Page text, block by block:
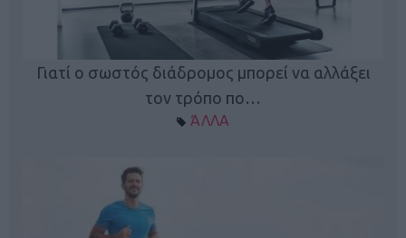
Γιατί ο σωστός διάδρομος μπορεί να αλλάξει
τον τρόπο πο…
ΆΛΛΑ